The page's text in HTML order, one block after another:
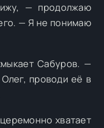
— продолжаю
— Я не понимаю
Сабуров. —
проводи её в
хватает